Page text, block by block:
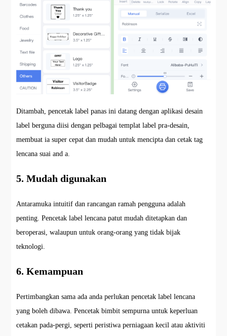
Ditambah, pencetak label panas ini datang dengan aplikasi desain
label berguna diisi dengan pelbagai templat label pra-desain,
membuat ia super cepat dan mudah untuk mencipta dan cetak tag
lencana suai and a.
5. Mudah digunakan
Antaramuka intuitif dan rancangan ramah pengguna adalah
penting. Pencetak label lencana patut mudah ditetapkan dan
beroperasi, walaupun untuk orang-orang yang tidak bijak
teknologi.
6. Kemampuan
Pertimbangkan sama ada anda perlukan pencetak label lencana
yang boleh dibawa. Pencetak bimbit sempurna untuk keperluan
cetakan pada-pergi, seperti peristiwa perniagaan kecil atau aktiviti